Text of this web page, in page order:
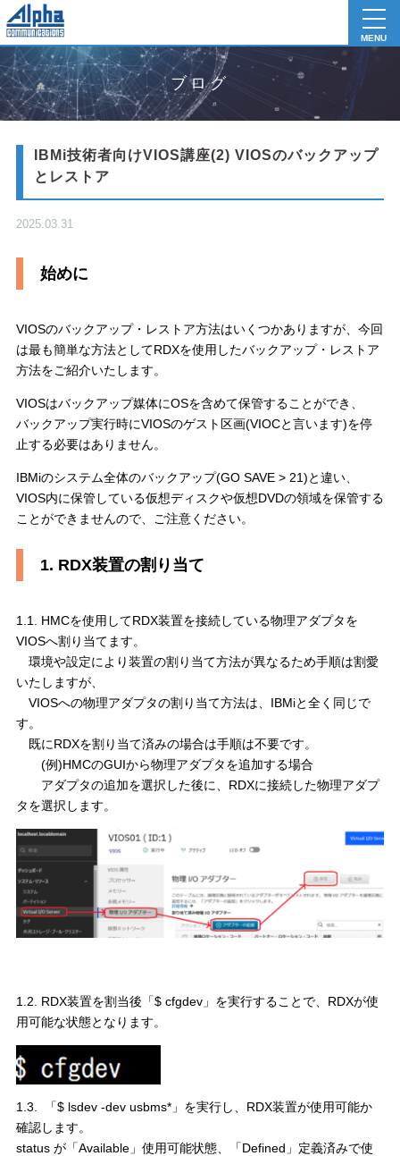
MENU
ブログ
IBMi技術者向けVIOS講座(2) VIOSのバックアップ
とレストア
2025.03.31
始めに
VIOSのバックアップ・レストア方法はいくつかありますが、今回
は最も簡単な方法としてRDXを使用したバックアップ・レストア
方法をご紹介いたします。
VIOSはバックアップ媒体にOSを含めて保管することができ、
バックアップ実行時にVIOSのゲスト区画(VIOCと言います)を停
止する必要はありません。
IBMiのシステム全体のバックアップ(GO SAVE > 21)と違い、
VIOS内に保管している仮想ディスクや仮想DVDの領域を保管する
ことができませんので、ご注意ください。
1. RDX装置の割り当て
1.1. HMCを使用してRDX装置を接続している物理アダプタを
VIOSへ割り当てます。
環境や設定により装置の割り当て方法が異なるため手順は割愛
いたしますが、
VIOSへの物理アダプタの割り当て方法は、IBMiと全く同じで
す。
既にRDXを割り当て済みの場合は手順は不要です。
(例)HMCのGUIから物理アダプタを追加する場合
アダプタの追加を選択した後に、RDXに接続した物理アダプ
タを選択します。
1.2. RDX装置を割当後「$ cfgdev」を実行することで、RDXが使
用可能な状態となります。
1.3. 「$ lsdev -dev usbms*」を実行し、RDX装置が使用可能か
確認します。
status が「Available」使用可能状態、「Defined」定義済みで使